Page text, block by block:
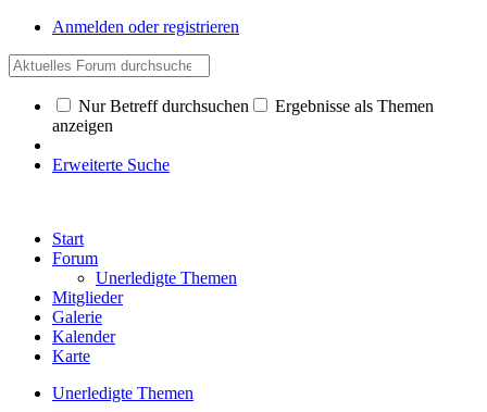
Anmelden oder registrieren
Nur Betreff durchsuchen
Ergebnisse als Themen
anzeigen
Erweiterte Suche
Start
Forum
Unerledigte Themen
Mitglieder
Galerie
Kalender
Karte
Unerledigte Themen